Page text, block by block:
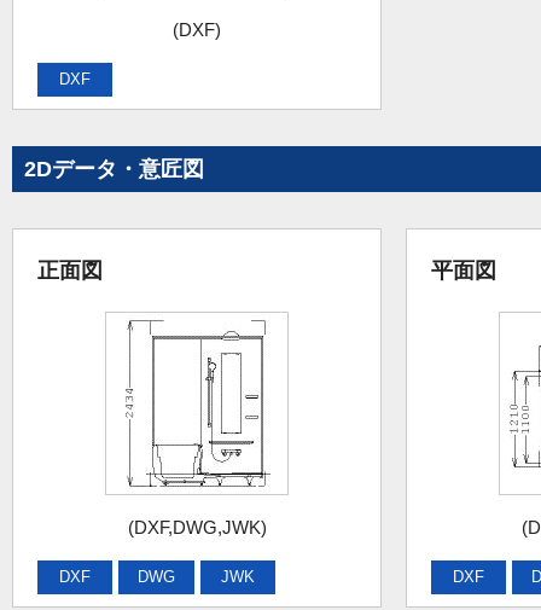
(DXF)
DXF
2Dデータ・意匠図
正面図
(DXF,DWG,JWK)
DXF DWG JWK
平面図
DXF